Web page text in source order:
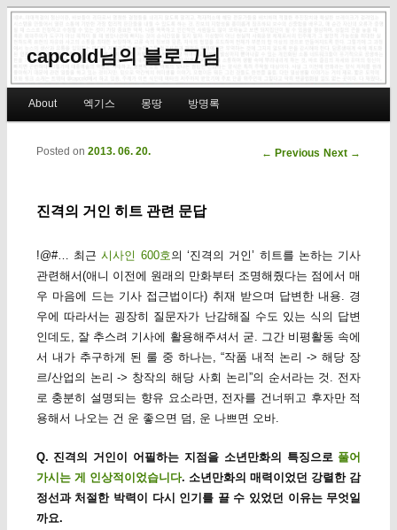
capcold님의 블로그님
Skip to primary content
Skip to secondary content
About 엑기스 몽땅 방명록
Post navigation
← Previous Next →
진격의 거인 히트 관련 문답
Posted on 2013. 06. 20.
!@#… 최근시사인 600호의 ‘진격의 거인’ 히트를 논하는 기사
관련해서(애니 이전에 원래의 만화부터 조명해줬다는 점에서 매
우 마음에 드는 기사 접근법이다) 취재 받으며 답변한 내용. 경
우에 따라서는 굉장히 질문자가 난감해질 수도 있는 식의 답변
인데도, 잘 추스려 기사에 활용해주셔서 굳. 그간 비평활동 속에
서 내가 추구하게 된 룰 중 하나는, “작품 내적 논리 -> 해당 장
르/산업의 논리 -> 창작의 해당 사회 논리”의 순서라는 것. 전자
로 충분히 설명되는 향유 요소라면, 전자를 건너뛰고 후자만 적
용해서 나오는 건 운 좋으면 덤, 운 나쁘면 오바.
Q. 진격의 거인이 어필하는 지점을 소년만화의 특징으로 풀어
가시는 게 인상적이었습니다. 소년만화의 매력이었던 강렬한 감
정선과 처절한 박력이 다시 인기를 끌 수 있었던 이유는 무엇일
까요.